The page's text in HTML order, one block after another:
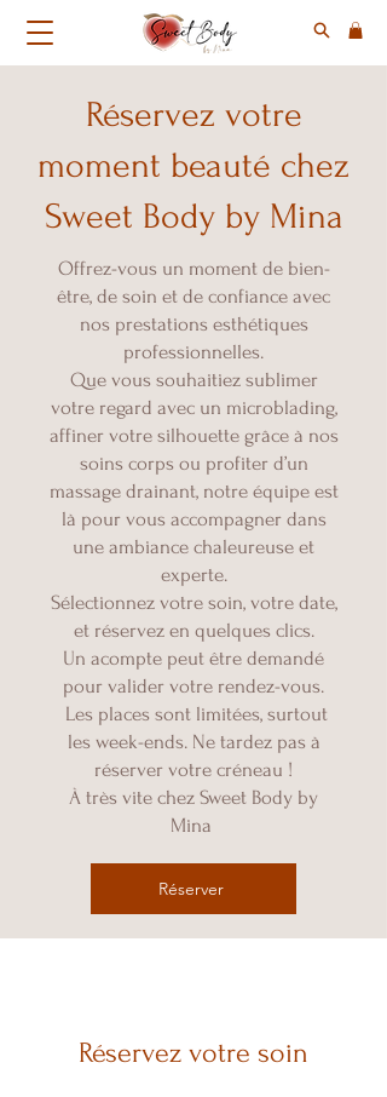
Réservez votre
moment beauté chez
Sweet Body by Mina
Offrez-vous un moment de bien-
être, de soin et de confiance avec
nos prestations esthétiques
professionnelles.
Que vous souhaitiez sublimer
votre regard avec un microblading,
affiner votre silhouette grâce à nos
soins corps ou profiter d’un
massage drainant, notre équipe est
là pour vous accompagner dans
une ambiance chaleureuse et
experte.
Sélectionnez votre soin, votre date,
et réservez en quelques clics.
Un acompte peut être demandé
pour valider votre rendez-vous.
Les places sont limitées, surtout
les week-ends. Ne tardez pas à
réserver votre créneau !
À très vite chez Sweet Body by
Mina
Réserver
Réservez votre soin